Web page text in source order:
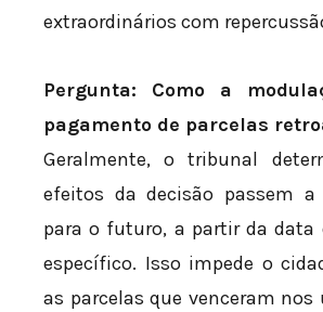
extraordinários com
Pergunta: Como a
pagamento de parcelas
Geralmente, o tribunal
efeitos da decisão passem a
para o futuro, a partir da data
específico. Isso impede o
as parcelas que venceram